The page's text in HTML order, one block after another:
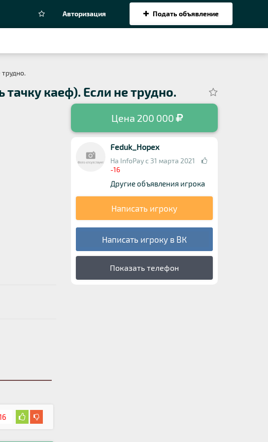
Авторизация Подать объявление
каеф). Если не трудно.
Цена 200 000
Feduk_Hopex
На InfoPay с 31 марта 2021
-16
Другие объявления игрока
Написать игроку
Написать игроку в ВК
Показать телефон